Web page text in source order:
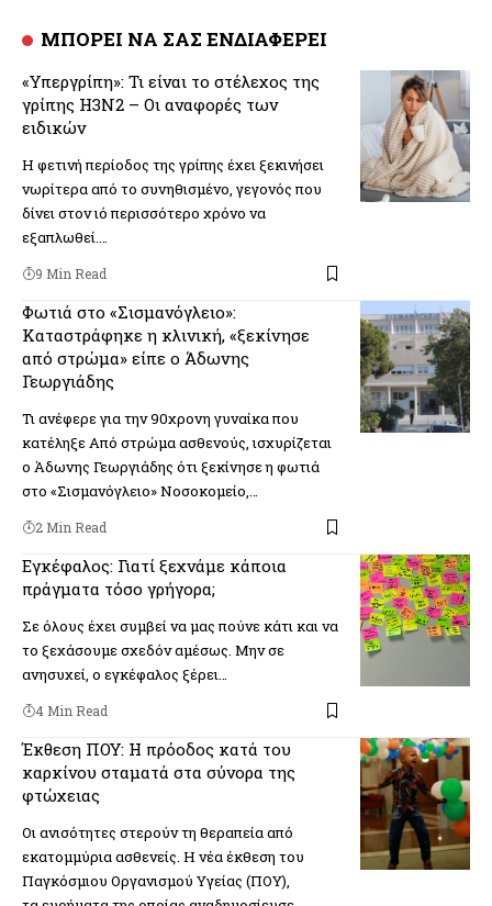
ΜΠΟΡΕΙ ΝΑ ΣΑΣ ΕΝΔΙΑΦΕΡΕΙ
«Υπεργρίπη»: Τι είναι το στέλεχος της
γρίπης H3N2 – Οι αναφορές των
ειδικών
Η φετινή περίοδος της γρίπης έχει ξεκινήσει
νωρίτερα από το συνηθισμένο, γεγονός που
δίνει στον ιό περισσότερο χρόνο να
εξαπλωθεί.…
9 Min Read
Φωτιά στο «Σισμανόγλειο»:
Καταστράφηκε η κλινική, «ξεκίνησε
από στρώμα» είπε ο Άδωνης
Γεωργιάδης
Τι ανέφερε για την 90χρονη γυναίκα που
κατέληξε Από στρώμα ασθενούς, ισχυρίζεται
ο Άδωνης Γεωργιάδης ότι ξεκίνησε η φωτιά
στο «Σισμανόγλειο» Νοσοκομείο,…
2 Min Read
Εγκέφαλος: Γιατί ξεχνάμε κάποια
πράγματα τόσο γρήγορα;
Σε όλους έχει συμβεί να μας πούνε κάτι και να
το ξεχάσουμε σχεδόν αμέσως. Μην σε
ανησυχεί, ο εγκέφαλος ξέρει…
4 Min Read
Έκθεση ΠΟΥ: Η πρόοδος κατά του
καρκίνου σταματά στα σύνορα της
φτώχειας
Οι ανισότητες στερούν τη θεραπεία από
εκατομμύρια ασθενείς. Η νέα έκθεση του
Παγκόσμιου Οργανισμού Υγείας (ΠΟΥ),